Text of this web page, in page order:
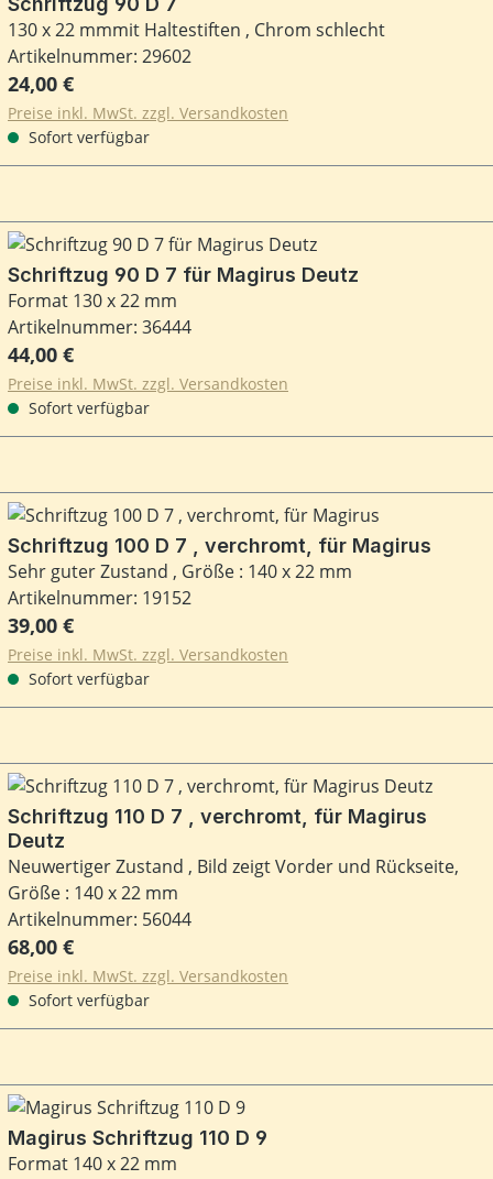
130 x 22 mmmit Haltestiften , Chrom schlecht
Artikelnummer: 29602
Regulärer Preis:
24,00 €
Preise inkl. MwSt. zzgl. Versandkosten
Sofort verfügbar
Schriftzug 90 D 7 für Magirus Deutz
Format 130 x 22 mm
Artikelnummer: 36444
Regulärer Preis:
44,00 €
Preise inkl. MwSt. zzgl. Versandkosten
Sofort verfügbar
Schriftzug 100 D 7 , verchromt, für Magirus
Sehr guter Zustand , Größe : 140 x 22 mm
Artikelnummer: 19152
Regulärer Preis:
39,00 €
Preise inkl. MwSt. zzgl. Versandkosten
Sofort verfügbar
Schriftzug 110 D 7 , verchromt, für Magirus
Deutz
Neuwertiger Zustand , Bild zeigt Vorder und Rückseite,
Größe : 140 x 22 mm
Artikelnummer: 56044
Regulärer Preis:
68,00 €
Preise inkl. MwSt. zzgl. Versandkosten
Sofort verfügbar
Magirus Schriftzug 110 D 9
Format 140 x 22 mm